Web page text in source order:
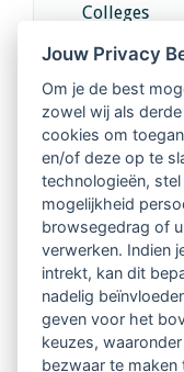
Colleges
Intervisie
Netwerk
regio's
Vindbaar
Tijdschrift
Jouw Privacy
Om je de best
zowel wij als
cookies om
en/of deze op te
technologieën,
mogelijkheid
browsegedrag of
verwerken. Indien
intrekt, kan dit
nadelig
geven voor het
keuzes,
bezwaar te maken